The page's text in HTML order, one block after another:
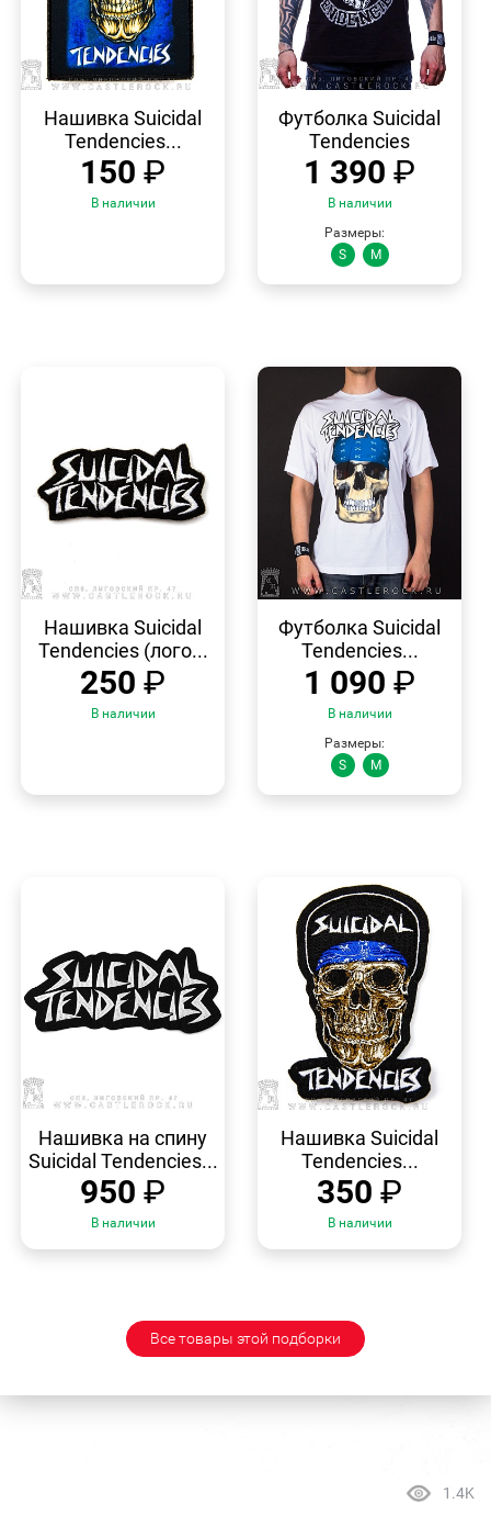
ПРОСМОТР
Нашивка Suicidal
Tendencies...
150 ₽
В наличии
ПРОСМОТР
Футболка Suicidal
Tendencies
1 390 ₽
В наличии
Размеры:
S
M
ПРОСМОТР
Нашивка Suicidal
Tendencies (лого...
250 ₽
В наличии
ПРОСМОТР
Футболка Suicidal
Tendencies...
1 090 ₽
В наличии
Размеры:
S
M
ПРОСМОТР
Нашивка на спину
Suicidal Tendencies...
950 ₽
В наличии
ПРОСМОТР
Нашивка Suicidal
Tendencies...
350 ₽
В наличии
Все товары этой подборки
1.4K